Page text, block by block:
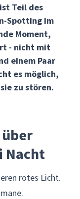
Teil des
Spotting im
Moment,
- nicht mit
einem Paar
es möglich,
zu stören.
Nacht
rotes Licht.